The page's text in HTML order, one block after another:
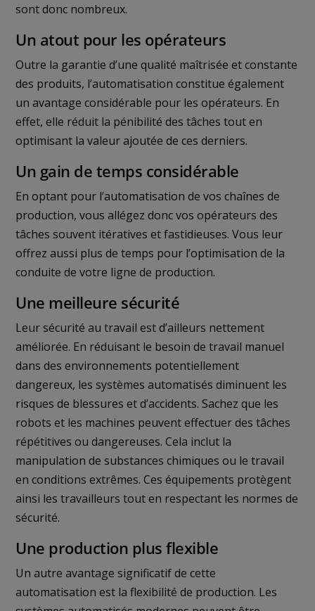
sont donc nombreux.
Un atout pour les opérateurs
Outre la garantie d’une qualité maîtrisée et constante
des produits, l’automatisation constitue également
un avantage considérable pour les opérateurs. En
effet, elle réduit la pénibilité des tâches tout en
optimisant la valeur ajoutée de ces derniers.
Un gain de temps considérable
En optant pour l’automatisation de vos chaînes de
production, vous allégez donc vos opérateurs des
tâches souvent itératives et fastidieuses. Vous leur
offrez aussi plus de temps pour l’optimisation de la
conduite de votre ligne de production.
Une meilleure sécurité
Leur sécurité au travail est d’ailleurs nettement
améliorée. En réduisant le besoin de travail manuel
dans des environnements potentiellement
dangereux, les systèmes automatisés diminuent les
risques de blessures et d’accidents. Sachez que les
robots et les machines peuvent effectuer des tâches
répétitives ou dangereuses. Cela inclut la
manipulation de substances chimiques ou le travail
en conditions extrêmes. Ces équipements protègent
ainsi les travailleurs tout en respectant les normes de
sécurité.
Une production plus flexible
Un autre avantage significatif de cette
automatisation est la flexibilité de production. Les